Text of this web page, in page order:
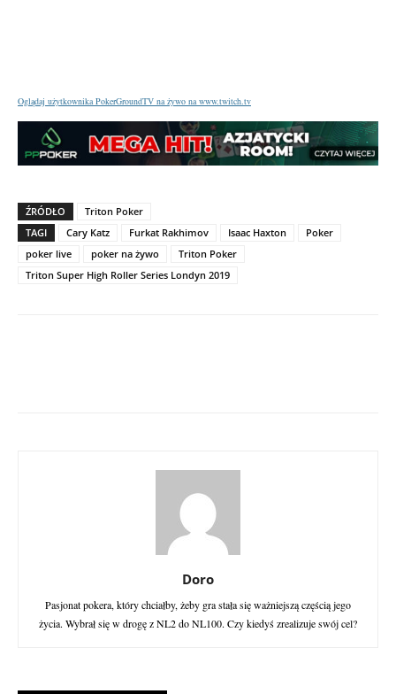
Oglądaj użytkownika PokerGroundTV na żywo na www.twitch.tv
ŹRÓDŁO
Triton Poker
TAGI
Cary Katz Furkat Rakhimov Isaac Haxton
Poker
poker live
poker na żywo
Triton Poker
Triton Super High Roller Series Londyn 2019
Doro
Pasjonat pokera, który chciałby, żeby gra stała się ważniejszą częścią jego
życia. Wybrał się w drogę z NL2 do NL100. Czy kiedyś zrealizuje swój cel?